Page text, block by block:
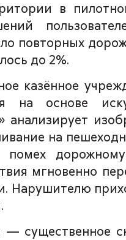
в
повторных
до 2%.
казённое
на основе
на
мгновенно
Нарушителю
—